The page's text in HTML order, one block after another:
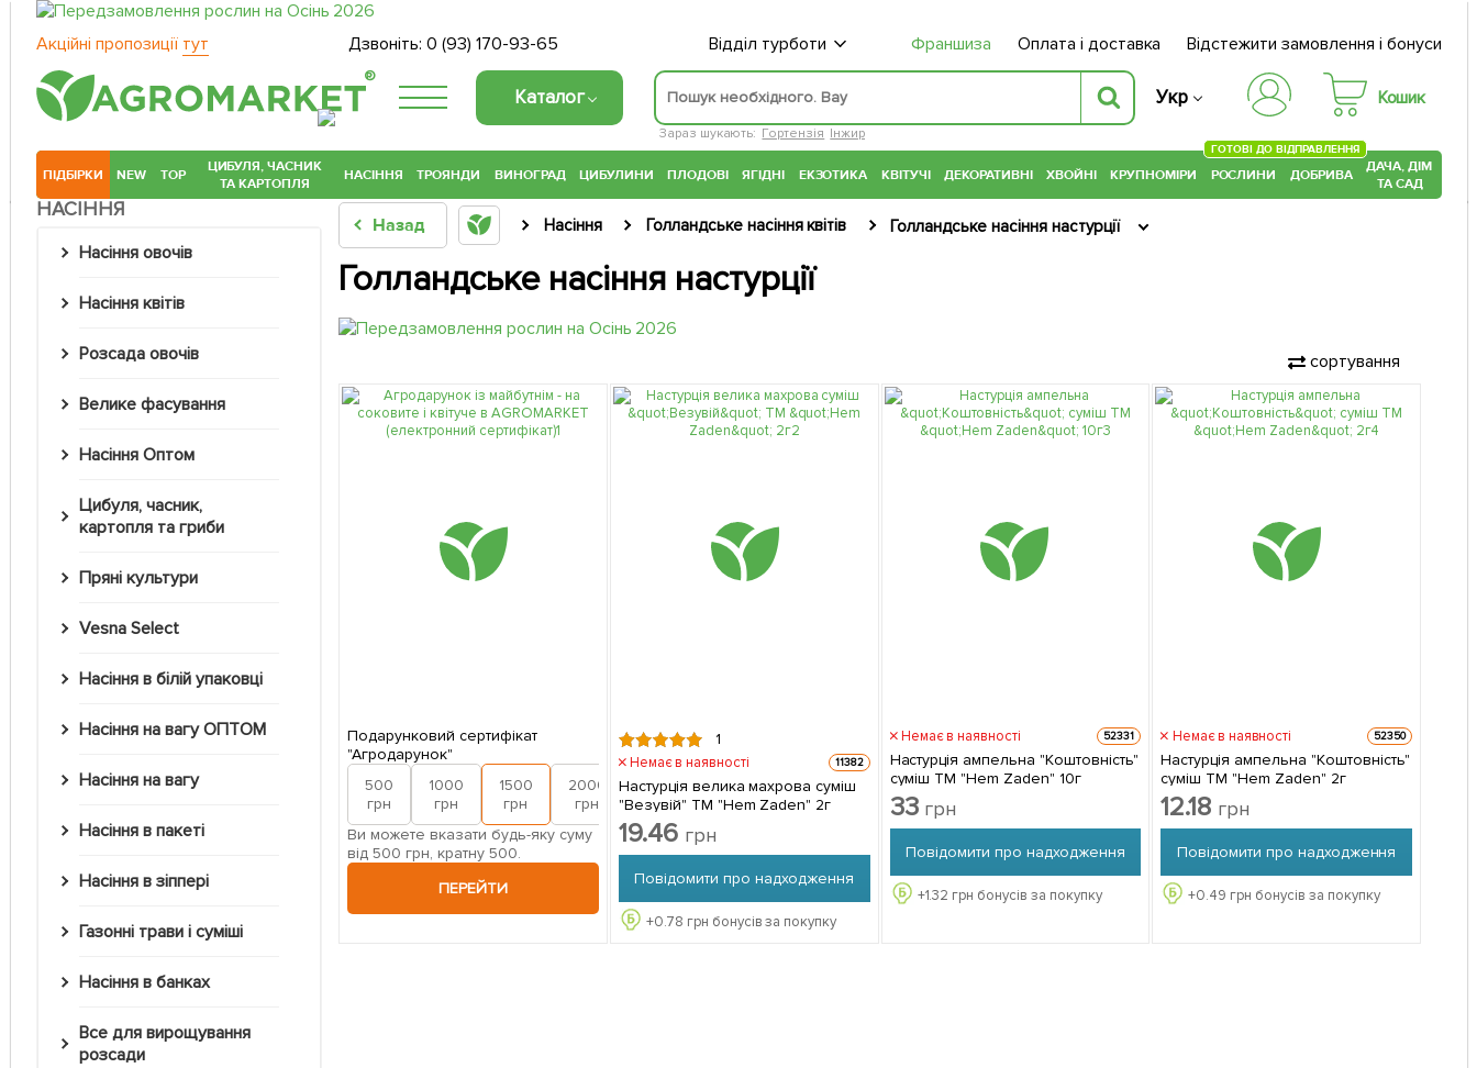
Акційні пропозиції тут Дзвоніть: 0 (93) 170-93-65 Відділ турботи Франшиза Оплата і доставка Відстежити замовлення і бонуси
®
Каталог
Зараз шукають: Гортензія Інжир
Укр Кошик
ПІДБІРКИ NEW TOP
ЦИБУЛЯ, ЧАСНИК
ТА КАРТОПЛЯ
НАСІННЯ ТРОЯНДИ ВИНОГРАД ЦИБУЛИНИ ПЛОДОВІ ЯГІДНІ ЕКЗОТИКА КВІТУЧІ ДЕКОРАТИВНІ ХВОЙНІ КРУПНОМІРИ РОСЛИНИ
ГОТОВІ ДО ВІДПРАВЛЕННЯ
ДОБРИВА
ДАЧА, ДІМ
ТА САД
НАСІННЯ
Насіння овочів
Насіння квітів
Розсада овочів
Велике фасування
Насіння Оптом
Цибуля, часник,
картопля та гриби
Пряні культури
Vesna Select
Насіння в білій упаковці
Насіння на вагу ОПТОМ
Насіння на вагу
Насіння в пакеті
Насіння в зіппері
Газонні трави і суміші
Насіння в банках
Все для вирощування
розсади
Назад Насіння Голландське насіння квітів Голландське насіння настурції
Голландське насіння настурції
сортування
Подарунковий сертифікат
"Агродарунок"
500
грн
1000
грн
1500
грн
2000
грн
Ви можете вказати будь-яку суму
від 500 грн, кратну 500.
ПЕРЕЙТИ
1
Немає в наявності 11382
Настурція велика махрова суміш
"Везувій" ТМ "Hem Zaden" 2г
19.46 грн
Повідомити про надходження
+0.78 грн бонусів за покупку
Немає в наявності 52331
Настурція ампельна "Коштовність"
суміш ТМ "Hem Zaden" 10г
33 грн
Повідомити про надходження
+1.32 грн бонусів за покупку
Немає в наявності 52350
Настурція ампельна "Коштовність"
суміш ТМ "Hem Zaden" 2г
12.18 грн
Повідомити про надходження
+0.49 грн бонусів за покупку